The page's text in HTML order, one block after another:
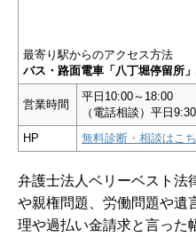
最寄り駅からのアクセス方法
バス・路面電車「八丁堀停留所
営業時間
平日10:00～18:00
（電話相談）平日
HP
無料診断・相談はこ
弁護士法人ベリーベスト法
や親権問題、労働問題や遺
理や過払い金請求と言った